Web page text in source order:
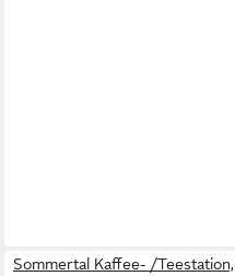
Sommertal Kaffee- /Teestation,